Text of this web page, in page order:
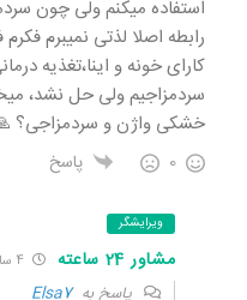
استفاده میکنم ولی چون
رابطه اصلا لذتی نمیبرم
کارای خونه و اینا،تغذیه
سردمزاجیم ولی حل نشد،
خشکی واژن و سردمزاجی؟
0 پاسخ
ویرایشگر
مشاور 24 ساعته 4 سال قبل
پاسخ بهElsa7